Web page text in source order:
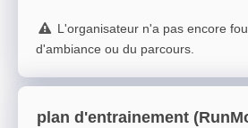
L'organisateur n'a pas encore
d'ambiance ou du parcours.
plan d'entrainement